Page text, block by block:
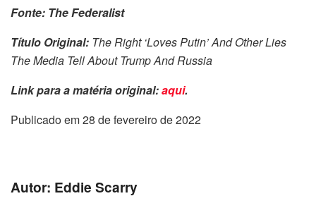
Fonte: The Federalist
Título Original: The Right ‘Loves Putin’ And Other Lies
The Media Tell About Trump And Russia
Link para a matéria original:aqui.
Publicado em 28 de fevereiro de 2022
Autor: Eddie Scarry